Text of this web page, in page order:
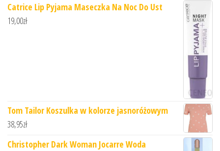
Catrice Lip Pyjama Maseczka Na Noc Do Ust
19,00zł
Tom Tailor Koszulka w kolorze jasnoróżowym
38,95zł
Christopher Dark Woman Jocarre Woda